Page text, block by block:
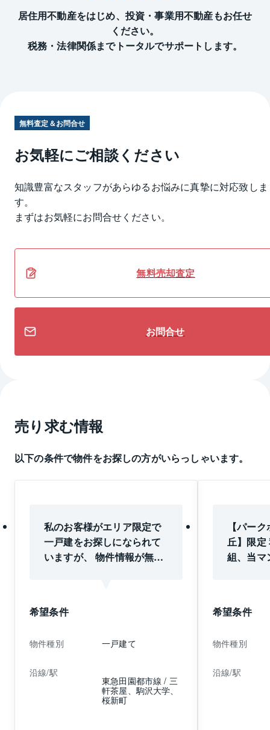
居住用不動産をはじめ、投資・事業用不動産もお任せ
ください。
税務・法律関係までトータルでサポートします。
無料査定＆お問合せ
お気軽にご相談ください
知識豊富なスタッフがあらゆるお悩みに真摯に対応致しま
す。
まずはお気軽にお問合せください。
無料売却査定
お問合せ
売り求む情報
以下の条件で物件をお探しの方がいらっしゃいます。
私のお客様がエリア限定で
一戸建をお探しになられて
いますが、 物件情報が無く
ペースは必須ですが、２階
ん。 ご売却をご検討中の方
是非お声掛け下さい。
希望条件
物件種別 一戸建て
沿線/駅
東急田園都市線 / 三
軒茶屋、駒沢大学、
桜新町
【パー
丘】限定
組、当マ
希望条件
物件種別
沿線/駅